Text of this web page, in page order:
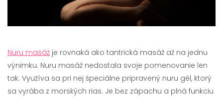
Nuru masáž je rovnaká ako tantrická masáž až na jednu
výnimku. Nuru masáž nedostala svoje pomenovanie len
tak. Využíva sa pri nej špeciálne pripravený nuru gél, ktorý
sa vyrába z morských rias. Je bez zápachu a plná funkciu